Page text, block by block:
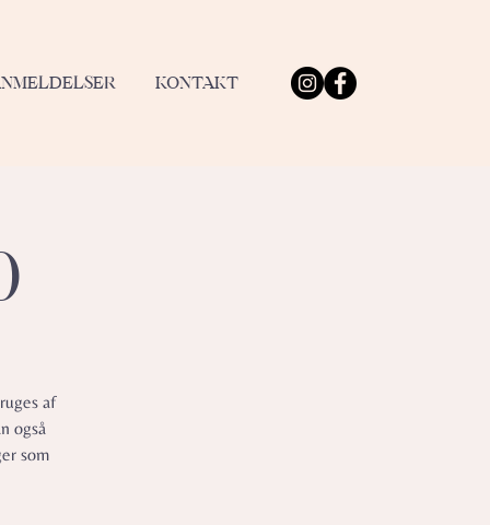
KONTAKT
af
også
som